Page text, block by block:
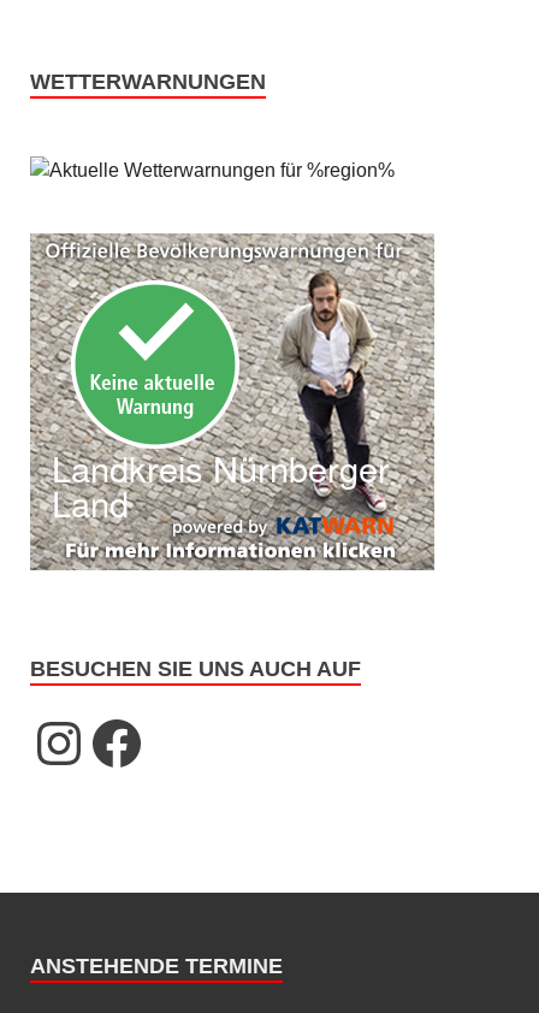
WETTERWARNUNGEN
BESUCHEN SIE UNS AUCH AUF
ANSTEHENDE TERMINE